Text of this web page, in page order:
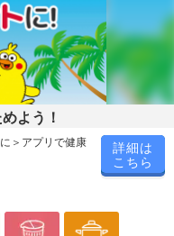
います。1歳未満の乳児に
よう！
＞アプリで健康
詳細は
こちら